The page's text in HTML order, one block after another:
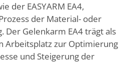
der EASYARM EA4,
der Material- oder
Der Gelenkarm EA4 trägt als
Arbeitsplatz zur Optimierung
und Steigerung der